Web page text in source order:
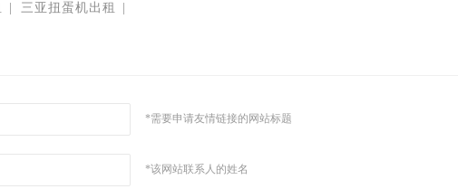
三亚扭蛋机出租
*需要申请友情链接的网站标题
*该网站联系人的姓名